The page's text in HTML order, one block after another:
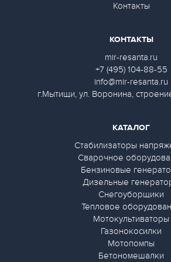
Контакты
КАТАЛОГ
Стабилизаторы
Сварочное
Бензиновые
Дизельные
Снегоуборщики
Тепловое
Мотокультиваторы
Газонокосилки
Мотопомпы
Бетономешалки
КОНТАКТЫ
mir-resanta.ru
+7 (495) 104-88-55
info@mir-resanta.ru
г.Мытищи, ул. Воронина,